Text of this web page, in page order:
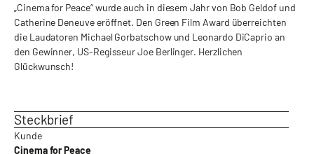
„Cinema for Peace“ wurde auch in diesem Jahr von Bob Geldof und
Catherine Deneuve eröffnet. Den Green Film Award überreichten
die Laudatoren Michael Gorbatschow und Leonardo DiCaprio an
den Gewinner, US-Regisseur Joe Berlinger. Herzlichen
Glückwunsch!
Steckbrief
Kunde
Cinema for Peace